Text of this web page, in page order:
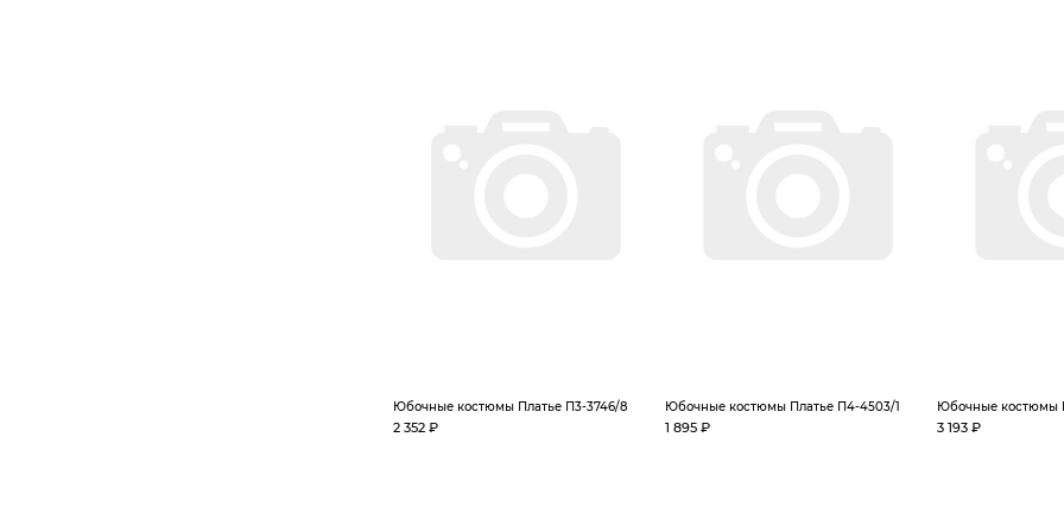
Юбочные костюмы Платье П3-3746/8
2 352 ₽
Юбочные костюмы Платье П4-4503/1
1 895 ₽
Юбочные костюмы
3 193 ₽